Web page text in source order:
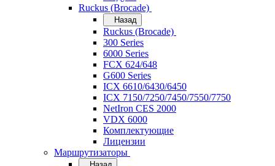
Ruckus (Brocade)
Назад
Ruckus (Brocade)
300 Series
6000 Series
FCX 624/648
G600 Series
ICX 6610/6430/6450
ICX 7150/7250/7450/7550/7750
NetIron CES 2000
VDX 6000
Комплектующие
Лицензии
Маршрутизаторы